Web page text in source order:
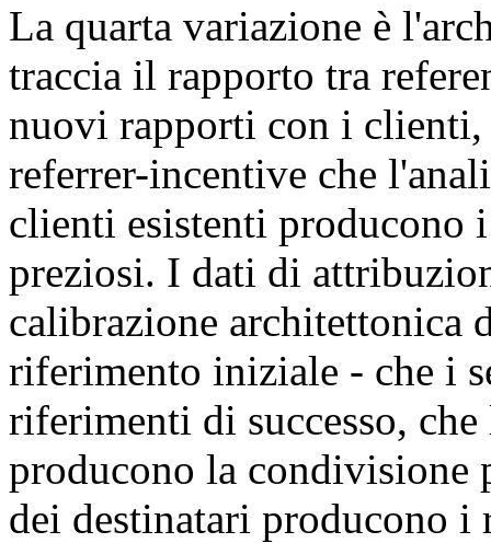
La quarta variazione è
traccia il rapporto tra
nuovi rapporti con i
referrer-incentive che
clienti esistenti producono
preziosi. I dati di
calibrazione architettonica
riferimento iniziale - che i
riferimenti di successo,
producono la condivisione
dei destinatari producono